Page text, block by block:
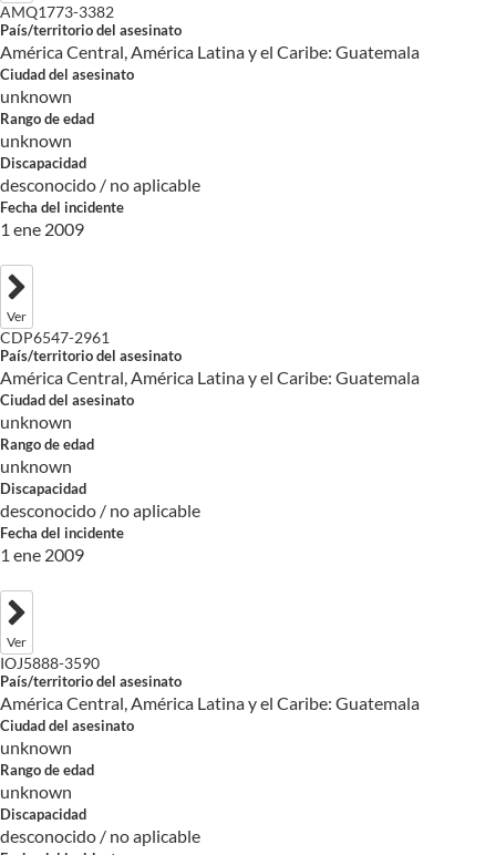
AMQ1773-3382
País/territorio del asesinato
América Central, América Latina y el Caribe: Guatemala
Ciudad del asesinato
unknown
Rango de edad
unknown
Discapacidad
desconocido / no aplicable
Fecha del incidente
1 ene 2009
Ver
CDP6547-2961
País/territorio del asesinato
América Central, América Latina y el Caribe: Guatemala
Ciudad del asesinato
unknown
Rango de edad
unknown
Discapacidad
desconocido / no aplicable
Fecha del incidente
1 ene 2009
Ver
IOJ5888-3590
País/territorio del asesinato
América Central, América Latina y el Caribe: Guatemala
Ciudad del asesinato
unknown
Rango de edad
unknown
Discapacidad
desconocido / no aplicable